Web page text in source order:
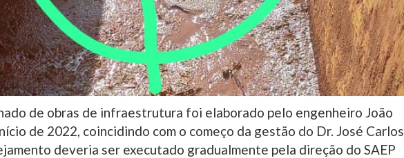
de obras de infraestrutura foi elaborado pelo engenheiro João
de 2022, coincidindo com o começo da gestão do Dr. José Carlos
deveria ser executado gradualmente pela direção do SAEP